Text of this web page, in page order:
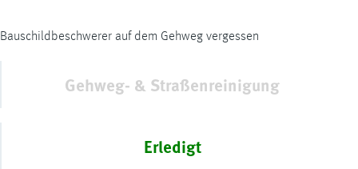
Bauschildbeschwerer auf dem Gehweg vergessen
Gehweg- & Straßenreinigung
Erledigt